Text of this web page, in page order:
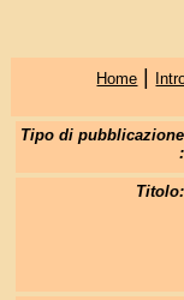
Home |
Tipo di pubblicazione
:
Titolo: